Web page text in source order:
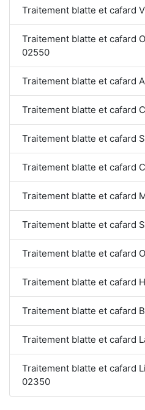
Traitement blatte et cafard
Traitement blatte et cafard
02550
Traitement blatte et cafard
Traitement blatte et cafard
Traitement blatte et cafard
Traitement blatte et cafard
Traitement blatte et cafard
Traitement blatte et cafard
Traitement blatte et cafard
Traitement blatte et cafard
Traitement blatte et cafard
Traitement blatte et cafard
Traitement blatte et cafard
02350